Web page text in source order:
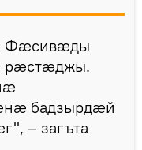
Фæсивæды
рæстæджы.
бадзырдæй
– загъта